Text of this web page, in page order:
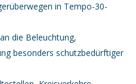
in Tempo-30-
die Beleuchtung,
besonders schutzbedürftiger